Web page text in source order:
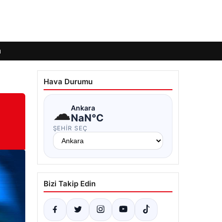
Hava Durumu
☁Ankara
NaN°C
ŞEHIR SEÇ
Bizi Takip Edin